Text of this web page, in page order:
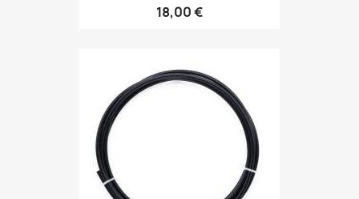
18,00 €